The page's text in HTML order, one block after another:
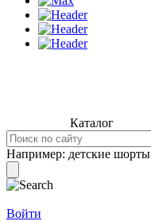
Каталог
Например: детские шорты
Войти